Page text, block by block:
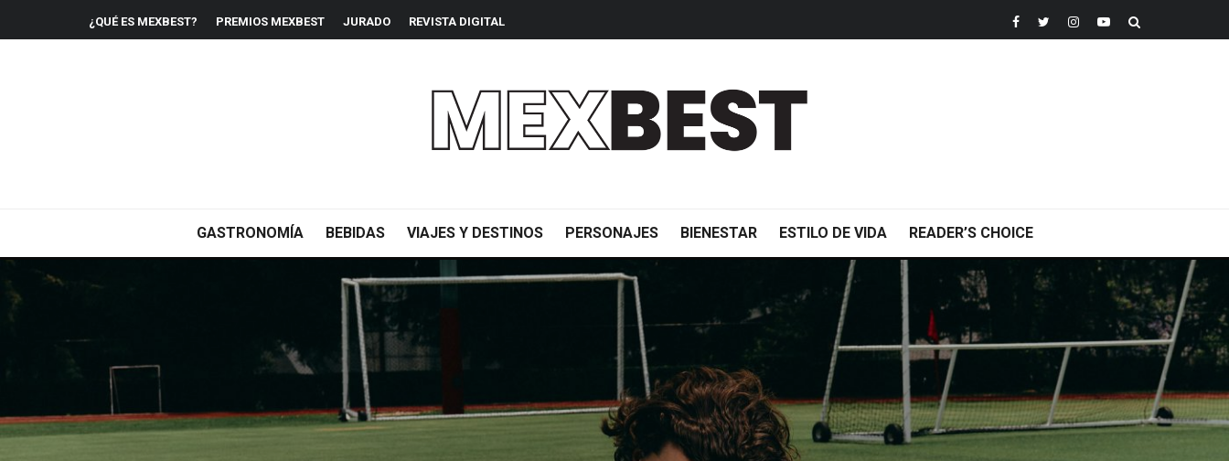
¿QUÉ ES MEXBEST? PREMIOS MEXBEST JURADO REVISTA DIGITAL
GASTRONOMÍA BEBIDAS VIAJES Y DESTINOS PERSONAJES BIENESTAR ESTILO DE VIDA READER’S CHOICE